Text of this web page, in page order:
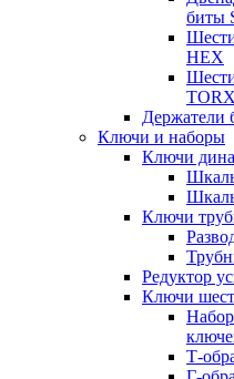
биты
HEX
Держатели
Ключи и наборы
Ключи
Ключи
Редуктор
Ключи
Т-